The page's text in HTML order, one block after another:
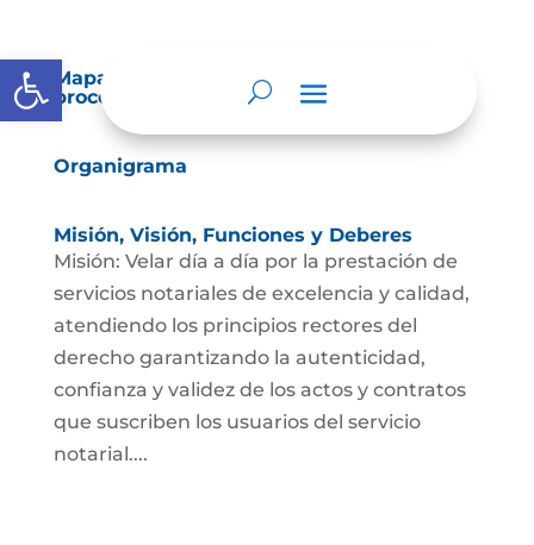
Abrir barra de herramientas
Mapas y cartas descriptivas de los
procesos
Organigrama
Misión, Visión, Funciones y Deberes
Misión: Velar día a día por la prestación de
servicios notariales de excelencia y calidad,
atendiendo los principios rectores del
derecho garantizando la autenticidad,
confianza y validez de los actos y contratos
que suscriben los usuarios del servicio
notarial....